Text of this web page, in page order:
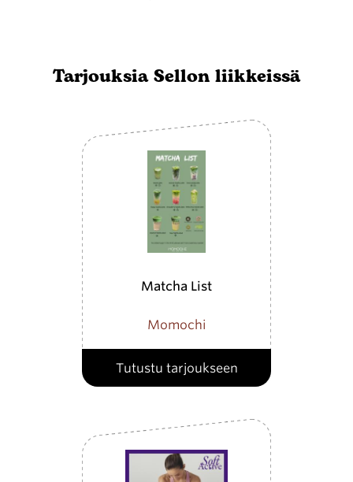
Tarjouksia Sellon liikkeissä
Matcha List
Momochi
Tutustu tarjoukseen